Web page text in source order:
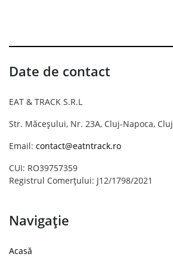
Date de contact
EAT & TRACK S.R.L
Str. Măceșului, Nr. 23A, Cluj-Napoca, Cluj
Email: contact@eatntrack.ro
CUI: RO39757359
Registrul Comerțului: J12/1798/2021
Navigație
Acasă